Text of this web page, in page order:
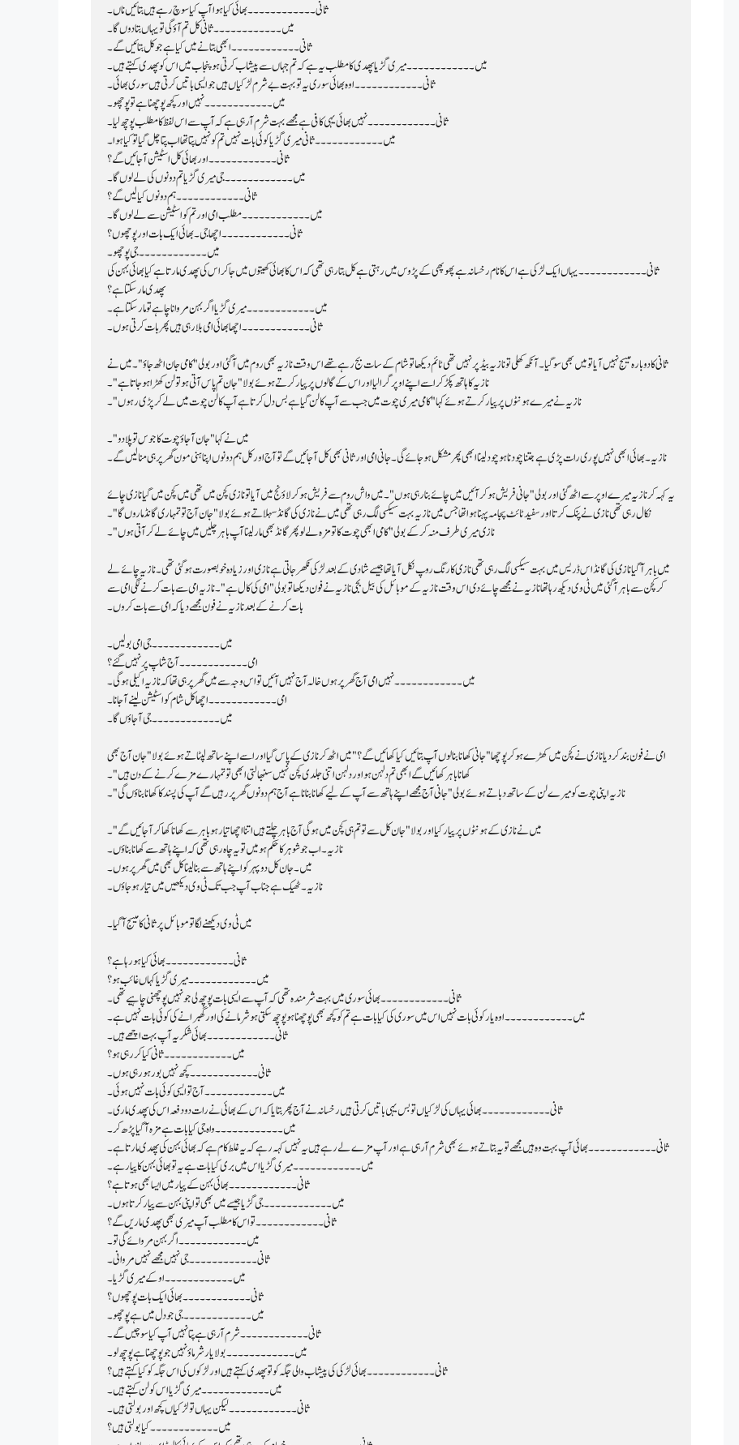
ثانی۔۔۔۔۔۔۔۔۔۔۔۔ بھائی کیا ہوا آپ کیا سوچ رہے ہیں بتائیں ناں۔
میں۔۔۔۔۔۔۔۔۔۔۔۔ ثانی کل تم آؤ گی تو یہاں بتا دوں گا۔
ثانی۔۔۔۔۔۔۔۔۔۔۔۔ ابھی بتانے میں کیا ہے جو کل بتائیں گے۔
میں۔۔۔۔۔۔۔۔۔۔۔۔ میری گڑیا پھدی کا مطلب یہ ہے کہ تم جہاں سے پیشاب کرتی ہو پنجاب میں اس کو پھدی کہتے ہیں۔
ثانی۔۔۔۔۔۔۔۔۔۔۔۔ اوہ بھائی سوری یہ تو بہت بے شرم لڑکیاں ہیں جو ایسی باتیں کرتی ہیں سوری بھائی۔
میں۔۔۔۔۔۔۔۔۔۔۔۔ نہیں اور کچھ پوچھنا ہے تو پوچھو۔
ثانی۔۔۔۔۔۔۔۔۔۔۔۔ نہیں بھائی یہی کافی ہے مجھے بہت شرم آرہی ہے کہ آپ سے اس لفظ کا مطلب پوچھ لیا۔
میں۔۔۔۔۔۔۔۔۔۔۔۔ ثانی میری گڑیا کوئی بات نہیں تم کو نہیں پتا تھا اب پتا چل گیا تو کیا ہوا۔
ثانی۔۔۔۔۔۔۔۔۔۔۔۔ اور بھائی کل اسٹیشن آ جائیں گے؟
میں۔۔۔۔۔۔۔۔۔۔۔۔ جی میری گڑیا تم دونوں کی لے لوں گا۔
ثانی۔۔۔۔۔۔۔۔۔۔۔۔ ہم دونوں کیا لیں گے؟
میں۔۔۔۔۔۔۔۔۔۔۔۔ مطلب امی اور تم کو اسٹیشن سے لے لوں گا۔
ثانی۔۔۔۔۔۔۔۔۔۔۔۔ اچھا جی۔ بھائی ایک بات اور پوچھوں؟
میں۔۔۔۔۔۔۔۔۔۔۔۔ جی پوچھو۔
پھدی مار سکتا ہے؟
میں۔۔۔۔۔۔۔۔۔۔۔۔ میری گڑیا اگر بہن مروانا چاہے تو مار سکتا ہے۔
ثانی۔۔۔۔۔۔۔۔۔۔۔۔ اچھا بھائی امی بلا رہی ہیں پھر بات کرتی ہوں۔
نازیہ کا ہاتھ پکڑ کر اسے اپنے اوپر گرا لیا اور اس کے گالوں پر پیار کرتے ہوئے بولا "جان تم پاس آتی ہو تو لن کھڑا ہو جاتا ہے"۔
نازیہ نے میرے ہونٹوں پر پیار کرتے ہوئے کہا "کامی میری چوت میں جب سے آپ کا لن گیا ہے بس دل کرتا ہے آپ کا لن چوت میں لے کر پڑی رہوں"۔
میں نے کہا "جان آ جاؤ چوت کا جوس تو پلا دو"۔
نازیہ۔ بھائی ابھی نہیں پوری رات پڑی ہے جتنا چودنا ہو چود لینا ابھی پھر مشکل ہو جائے گی۔ جانی امی اور ثانی بھی کل آجائیں گے تو آج اور کل ہم دونوں اپنا ہنی مون گھر پر ہی منا لیں گے۔
نکال رہی تھی نازی نے پنک کرتا اور سفید ٹائٹ پجامہ پہنا ہوا تھا جس میں نازیہ بہت سیکسی لگ رہی تھی میں نے نازی کی گانڈ سہلاتے ہوئے بولا "جان آج تو تمہاری گانڈ ماروں گا"۔
نازی میری طرف منہ کر کے بولی "کامی ابھی چوت کا تو مزہ لے لو پھر گانڈ بھی مار لینا آپ باہر چلیں میں چائے لے کر آتی ہوں"۔
بات کرنے کے بعد نازیہ نے فون مجھے دیا کہ امی سے بات کروں۔
میں۔۔۔۔۔۔۔۔۔۔۔۔ جی امی بولیں۔
امی۔۔۔۔۔۔۔۔۔۔۔۔ آج شاپ پر نہیں گئے؟
میں۔۔۔۔۔۔۔۔۔۔۔۔ نہیں امی آج گھر پر ہوں خالہ آج نہیں آئیں تو اس وجہ سے میں گھر پر ہی تھا کہ نازیہ اکیلی ہو گی۔
امی۔۔۔۔۔۔۔۔۔۔۔۔ اچھا کل شام کو اسٹیشن لینے آجانا۔
میں۔۔۔۔۔۔۔۔۔۔۔۔ جی آجاؤں گا۔
کھانا باہر کھائیں گے ابھی تم دلہن ہو اور دلہن اتنی جلدی کچن نہیں سنبھالتی ابھی تو تمہارے مزے کرنے کے دن ہیں"۔
نازیہ اپنی چوت کو میرے لن کے ساتھ دباتے ہوئے بولی "جانی آج مجھے اپنے ہاتھ سے آپ کے لیے کھانا بنانا ہے آج ہم دونوں گھر پر رہیں گے آپ کی پسند کا کھانا بناؤں گی"۔
میں نے نازی کے ہونٹوں پر پیار کیا اور بولا "جان کل سے تو تم ہی کچن میں ہو گی آج باہر چلتے ہیں اتنا اچھا تیار ہو باہر سے کھانا کھا کر آجائیں گے"۔
نازیہ۔ اب جو شوہر کا حکم ہو میں تو یہ چاہ رہی تھی کہ اپنے ہاتھ سے کھانا بناؤں۔
میں۔ جان کل دوپہر کو اپنے ہاتھ سے بنا لینا کل بھی میں گھر پر ہوں۔
نازیہ۔ ٹھیک ہے جناب آپ جب تک ٹی وی دیکھیں میں تیار ہو جاؤں۔
میں ٹی وی دیکھنے لگا تو موبائل پر ثانی کا میسج آگیا۔
ثانی۔۔۔۔۔۔۔۔۔۔۔۔ بھائی کیا ہو رہا ہے؟
میں۔۔۔۔۔۔۔۔۔۔۔۔ میری گڑیا کہاں غائب ہو؟
ثانی۔۔۔۔۔۔۔۔۔۔۔۔ بھائی سوری میں بہت شرمندہ تھی کہ آپ سے ایسی بات پوچھ لی جو نہیں پوچھنی چاہیے تھی۔
میں۔۔۔۔۔۔۔۔۔۔۔۔ اوہ یار کوئی بات نہیں اس میں سوری کی کیا بات ہے تم کو کچھ بھی پوچھنا ہو پوچھ سکتی ہو شرمانے کی اور گھبرانے کی کوئی بات نہیں ہے۔
ثانی۔۔۔۔۔۔۔۔۔۔۔۔ بھائی شکریہ آپ بہت اچھے ہیں۔
میں۔۔۔۔۔۔۔۔۔۔۔۔ ثانی کیا کر رہی ہو؟
ثانی۔۔۔۔۔۔۔۔۔۔۔۔ کچھ نہیں بور ہو رہی ہوں۔
میں۔۔۔۔۔۔۔۔۔۔۔۔ آج تو ایسی کوئی بات نہیں ہوئی۔
ثانی۔۔۔۔۔۔۔۔۔۔۔۔ بھائی یہاں کی لڑکیاں تو بس یہی باتیں کرتی ہیں رخسانہ نے آج پھر بتایا کہ اس کے بھائی نے رات دو دفعہ اس کی پھدی ماری۔
میں۔۔۔۔۔۔۔۔۔۔۔۔ واہ جی کیا بات ہے مزہ آگیا پڑھ کر۔
ثانی۔۔۔۔۔۔۔۔۔۔۔۔ بھائی آپ بہت وہ ہیں مجھے تو یہ بتاتے ہوئے بھی شرم آرہی ہے اور آپ مزے لے رہے ہیں یہ نہیں کہہ رہے کہ یہ غلط کام ہے کہ بھائی بہن کی پھدی مارتا ہے۔
میں۔۔۔۔۔۔۔۔۔۔۔۔ میری گڑیا اس میں بری کیا بات ہے یہ تو بھائی بہن کا پیار ہے۔
ثانی۔۔۔۔۔۔۔۔۔۔۔۔ بھائی بہن کے پیار میں ایسا بھی ہوتا ہے؟
میں۔۔۔۔۔۔۔۔۔۔۔۔ جی گڑیا جیسے میں بھی تو اپنی بہن سے پیار کرتا ہوں۔
ثانی۔۔۔۔۔۔۔۔۔۔۔۔ تو اس کا مطلب آپ میری بھی پھدی ماریں گے؟
میں۔۔۔۔۔۔۔۔۔۔۔۔ اگر بہن مروائے گی تو۔
ثانی۔۔۔۔۔۔۔۔۔۔۔۔ جی نہیں مجھے نہیں مروانی۔
میں۔۔۔۔۔۔۔۔۔۔۔۔ اوکے میری گڑیا۔
ثانی۔۔۔۔۔۔۔۔۔۔۔۔ بھائی ایک بات پوچھوں؟
میں۔۔۔۔۔۔۔۔۔۔۔۔ جی جو دل میں ہے پوچھو۔
ثانی۔۔۔۔۔۔۔۔۔۔۔۔ شرم آرہی ہے پتا نہیں آپ کیا سوچیں گے۔
میں۔۔۔۔۔۔۔۔۔۔۔۔ بولا یار شرماؤ نہیں جو پوچھنا ہے پوچھ لو۔
ثانی۔۔۔۔۔۔۔۔۔۔۔۔ بھائی لڑکی کی پیشاب والی جگہ کو تو پھدی کہتے ہیں اور لڑکوں کی اس جگہ کو کیا کہتے ہیں؟
میں۔۔۔۔۔۔۔۔۔۔۔۔ میری گڑیا اس کو لن کہتے ہیں۔
ثانی۔۔۔۔۔۔۔۔۔۔۔۔ لیکن یہاں تو لڑکیاں کچھ اور بولتی ہیں۔
میں۔۔۔۔۔۔۔۔۔۔۔۔ کیا بولتی ہیں؟